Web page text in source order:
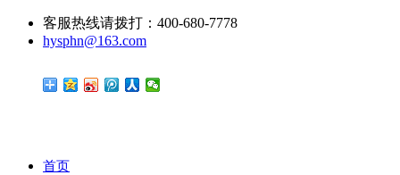
客服热线请拨打：400-680-7778
hysphn@163.com
首页